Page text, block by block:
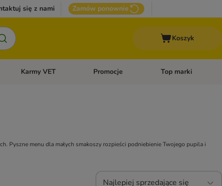
się z nami Zamów ponownie
Koszyk
dla psa
Otwórz menu kategorii: Inne zwierzęta
Karmy VET Otwórz menu kategorii: Karmy VET
Promocje Otwórz menu
Top marki
Pyszne menu dla małych smakoszy rozpieści podniebienie Twojego pupila i
Najlepiej sprzedające się